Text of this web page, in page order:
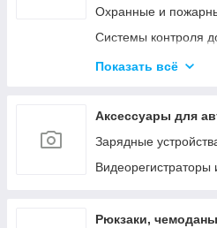
Охранные и
Системы контроля
Системы
Показать всё
Аксессуары для
Зарядные
Видеорегистраторы
Рюкзаки,